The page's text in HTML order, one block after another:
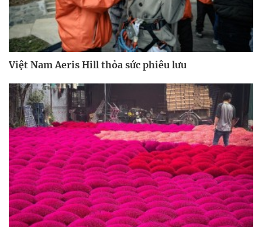
Việt Nam Aeris Hill thỏa sức phiêu lưu